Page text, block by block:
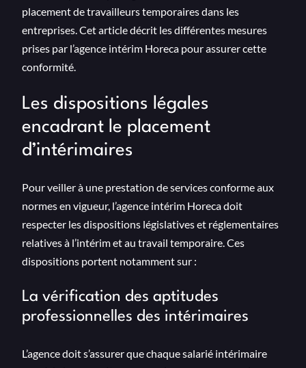
placement de travailleurs temporaires dans les
entreprises. Cet article décrit les différentes mesures
prises par l’agence intérim Horeca pour assurer cette
conformité.
Les dispositions légales
encadrant le placement
d’intérimaires
Pour veiller à une prestation de services conforme aux
normes en vigueur, l’agence intérim Horeca doit
respecter les dispositions législatives et réglementaires
relatives à l’intérim et au travail temporaire. Ces
dispositions portent notamment sur :
La vérification des aptitudes
professionnelles des intérimaires
L’agence doit s’assurer que chaque salarié intérimaire